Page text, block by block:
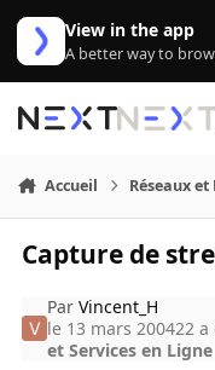
Aller au contenu
View in the app
A better way to
Accueil Réseaux
Capture de
ParVincent_H
le 13 mars 200422 a
et Services en Ligne